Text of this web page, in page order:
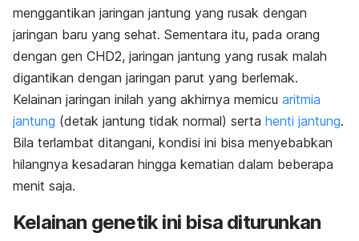
menggantikan jaringan jantung yang rusak dengan
jaringan baru yang sehat. Sementara itu, pada orang
dengan gen CHD2, jaringan jantung yang rusak malah
digantikan dengan jaringan parut yang berlemak.
Kelainan jaringan inilah yang akhirnya memicu aritmia
jantung (detak jantung tidak normal) serta henti jantung.
Bila terlambat ditangani, kondisi ini bisa menyebabkan
hilangnya kesadaran hingga kematian dalam beberapa
menit saja.
Kelainan genetik ini bisa diturunkan